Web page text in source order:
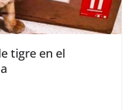
tigre en el